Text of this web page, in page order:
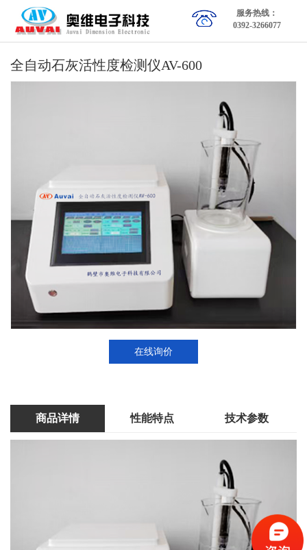
服务热线：
0392-3266077
全自动石灰活性度检测仪AV-600
在线询价
商品详情 性能特点 技术参数